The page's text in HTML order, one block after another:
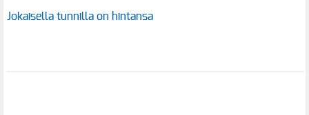
Jokaisella tunnilla on hintansa